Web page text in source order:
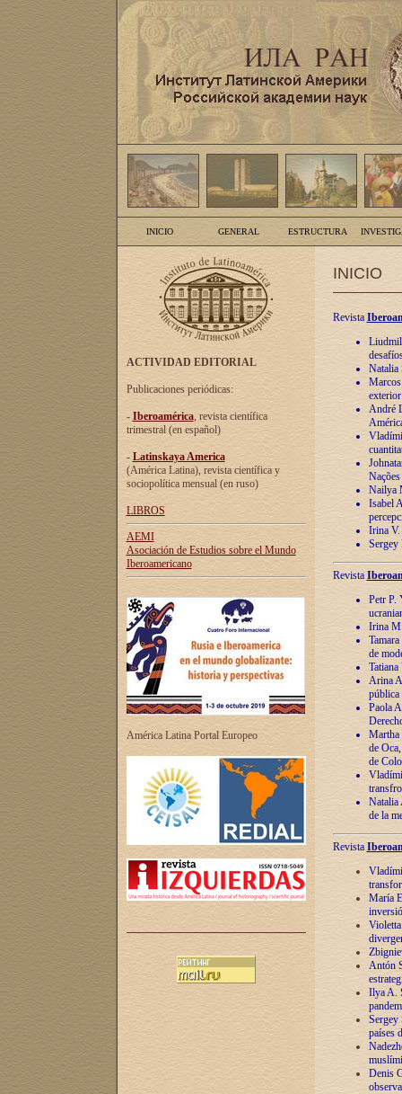
INICIO GENERAL ESTRUCTURA
ACTIVIDAD EDITORIAL
Publicaciones periódicas:
- Iberoamérica, revista científica
trimestral (en español)
- Latinskaya America
(América Latina), revista científica y
sociopolítica mensual (en ruso)
LIBROS
AEMI
Asociación de Estudios sobre el Mundo
Iberoamericano
América Latina Portal Europeo
INICIO
Revista
Natalia
André
Nailya
Isabel
Irina V.
Sergey
Revista
Petr P.
Irina
de
Arina
pública
Paola
Martha
de
de
Natalia
de la
Revista
María
Antón
Ilya A.
Sergey
países
Denis